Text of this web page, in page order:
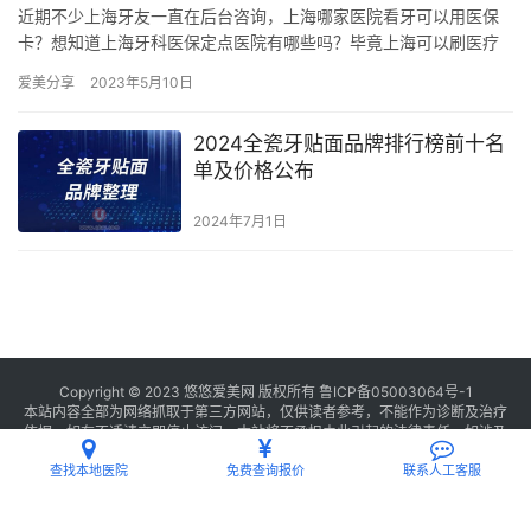
近期不少上海牙友一直在后台咨询，上海哪家医院看牙可以用医保
卡？想知道上海牙科医保定点医院有哪些吗？毕竟上海可以刷医疗
海…
爱美分享 2023年5月10日
2024全瓷牙贴面品牌排行榜前十名
单及价格公布
2024年7月1日
Copyright © 2023 悠悠爱美网 版权所有 鲁ICP备05003064号-1
本站内容全部为网络抓取于第三方网站，仅供读者参考，不能作为诊断及治疗
依据，如有不适请立即停止访问，本站将不承担由此引起的法律责任。如涉及
联系我们
查找本地医院 免费查询报价 联系人工客服